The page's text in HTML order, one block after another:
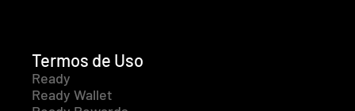
Termos de Uso
Ready
Ready Wallet